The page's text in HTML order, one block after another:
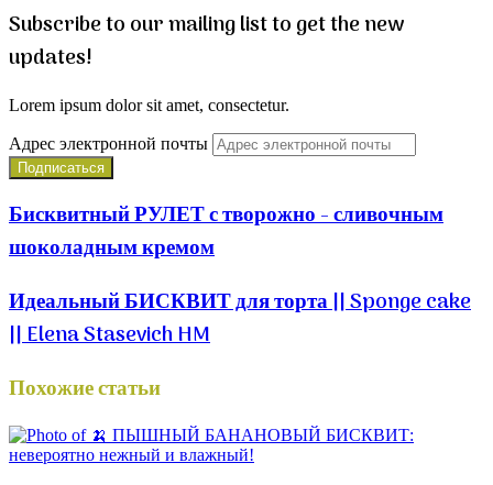
Subscribe to our mailing list to get the new
updates!
Lorem ipsum dolor sit amet, consectetur.
Адрес электронной почты
Бисквитный РУЛЕТ с творожно - сливочным
шоколадным кремом
Идеальный БИСКВИТ для торта || Sponge cake
|| Elena Stasevich HM
Похожие статьи